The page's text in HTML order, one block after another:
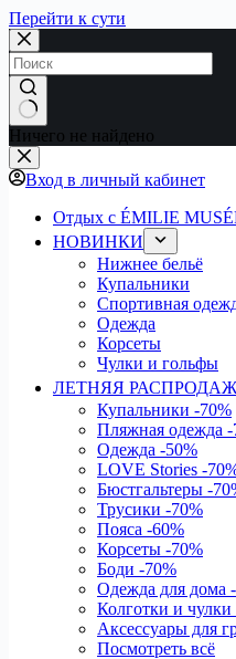
Перейти к сути
Ничего не найдено
Вход в личный кабинет
Отдых с ÉMILIE
НОВИНКИ
Нижнее бельё
Купальники
Спортивная
Одежда
Корсеты
Чулки и гольфы
ЛЕТНЯЯ
Купальники -70%
Пляжная одежда -
Одежда -50%
LOVE Stories -
Бюстгальтеры -
Трусики -70%
Пояса -60%
Корсеты -70%
Боди -70%
Одежда для дома
Колготки и чулки
Аксессуары для
Посмотреть всё